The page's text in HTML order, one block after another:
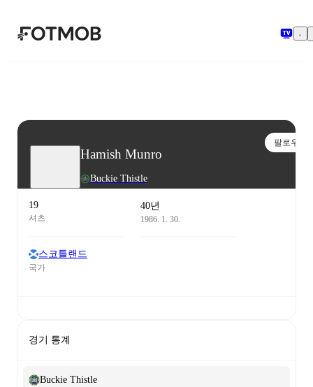
본문으로 건너뛰기
Hamish Munro
Buckie Thistle
팔로우
19
셔츠
40년
1986. 1. 30.
스코틀랜드
국가
경기 통계
Buckie Thistle